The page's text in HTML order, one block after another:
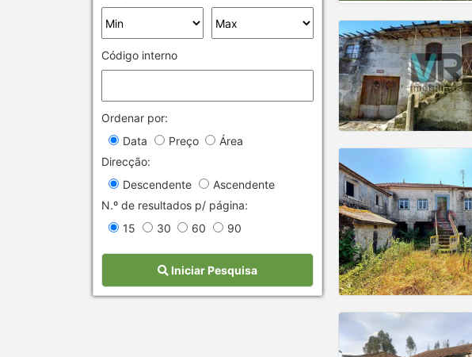
Código interno
Ordenar por:
Data
Preço
Área
Direcção:
Descendente
Ascendente
N.º de resultados p/ página:
15
30 60 90
Iniciar Pesquisa